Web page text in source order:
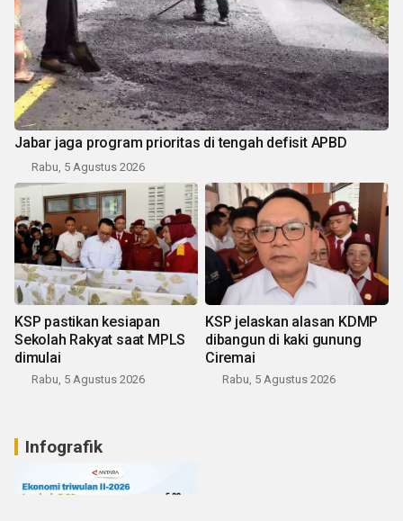
Jabar jaga program prioritas di tengah defisit APBD
Rabu, 5 Agustus 2026
KSP pastikan kesiapan
Sekolah Rakyat saat MPLS
dimulai
Rabu, 5 Agustus 2026
KSP jelaskan alasan KDMP
dibangun di kaki gunung
Ciremai
Rabu, 5 Agustus 2026
Infografik